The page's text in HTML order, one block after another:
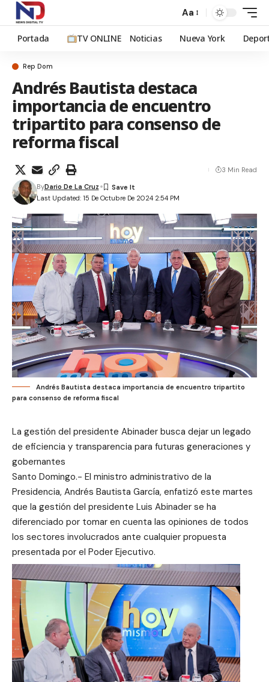
Aa
Portada TV ONLINE Noticias Nueva York
Rep Dom
Andrés Bautista destaca
importancia de encuentro
tripartito para consenso de
reforma fiscal
Last Updated: 15 De Octubre De 2024 2:54 PM
ByDario De La Cruz
3 Min Read
Andrés Bautista destaca importancia de encuentro tripartito
para consenso de reforma fiscal
La gestión del presidente Abinader busca dejar un legado
de eficiencia y transparencia para futuras generaciones y
gobernantes
Santo Domingo.- El ministro administrativo de la
Presidencia, Andrés Bautista García, enfatizó este martes
que la gestión del presidente Luis Abinader se ha
diferenciado por tomar en cuenta las opiniones de todos
los sectores involucrados ante cualquier propuesta
presentada por el Poder Ejecutivo.